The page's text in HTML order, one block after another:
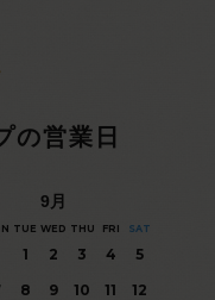
の営業日
9 月
TUE WED THU FRI SAT
1 2 3 4
5
8 9 10 11
12